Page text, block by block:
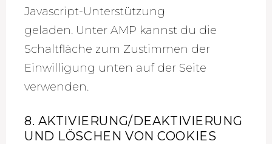
Javascript-Unterstützung
geladen. Unter AMP kannst du die
Schaltfläche zum Zustimmen der
Einwilligung unten auf der Seite
verwenden.
8. AKTIVIERUNG/DEAKTIVIERUNG
UND LÖSCHEN VON COOKIES